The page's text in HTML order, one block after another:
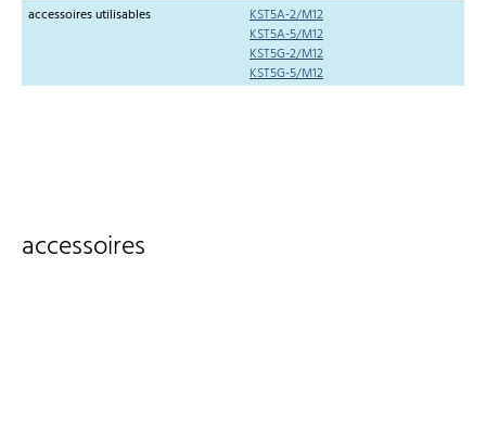
accessoires utilisables
KST5A-2/M12
KST5A-5/M12
KST5G-2/M12
KST5G-5/M12
accessoires